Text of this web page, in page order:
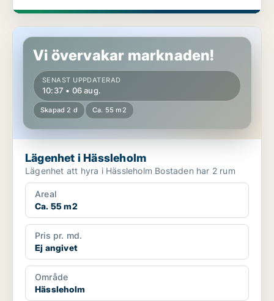
Lägenhet i Hässleholm
Vi övervakar marknaden!
SENAST UPPDATERAD
10:37 • 06 aug.
Skapad 2 d Ca. 55 m2
Lägenhet i Hässleholm
Lägenhet att hyra i Hässleholm Bostaden har 2 rum
Areal
Ca. 55 m2
Pris pr. md.
Ej angivet
Område
Hässleholm